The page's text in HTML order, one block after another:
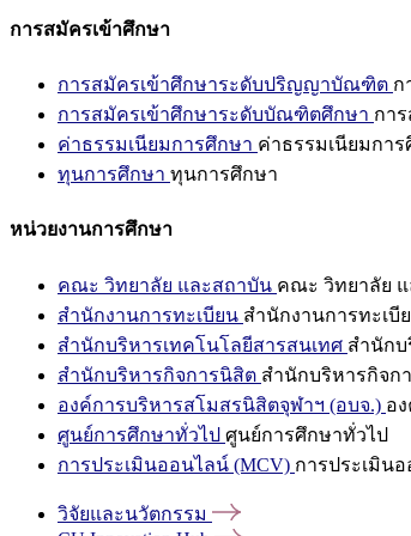
การสมัครเข้าศึกษา
การสมัครเข้าศึกษาระดับปริญญาบัณฑิต ก
การสมัครเข้าศึกษาระดับบัณฑิตศึกษา กา
ค่าธรรมเนียมการศึกษา ค่าธรรมเนียมการ
ทุนการศึกษา ทุนการศึกษา
หน่วยงานการศึกษา
คณะ วิทยาลัย และสถาบัน คณะ วิทยาลัย
สำนักงานการทะเบียน สำนักงานการทะเบี
สำนักบริหารเทคโนโลยีสารสนเทศ สำนักบ
สำนักบริหารกิจการนิสิต สำนักบริหารกิจก
องค์การบริหารสโมสรนิสิตจุฬาฯ (อบจ.) อ
ศูนย์การศึกษาทั่วไป ศูนย์การศึกษาทั่วไป
การประเมินออนไลน์ (MCV) การประเมิน
วิจัยและนวัตกรรม